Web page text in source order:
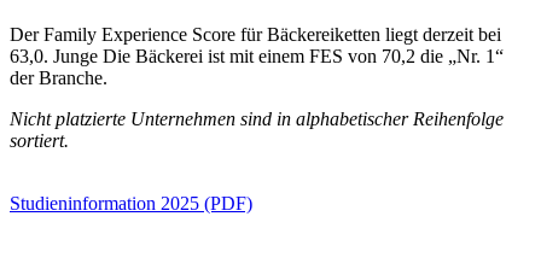
Der Family Experience Score für Bäckereiketten liegt derzeit bei
63,0. Junge Die Bäckerei ist mit einem FES von 70,2 die „Nr. 1“
der Branche.
Nicht platzierte Unternehmen sind in alphabetischer Reihenfolge
sortiert.
Studieninformation 2025 (PDF)